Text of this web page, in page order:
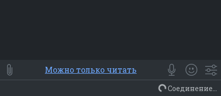
⭐ Мои Smile
😀 Emoji
Смайлики
Люди Животные Еда Объекты
Можно только читать
Соединение...